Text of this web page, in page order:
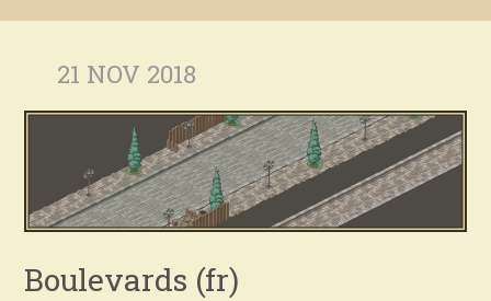
21 NOV 2018
Boulevards (fr)